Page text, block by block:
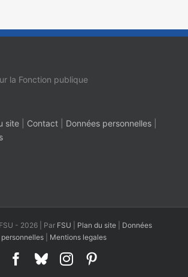
la Fonction publique
site Contact Données personnelles
- 2026 | Par FSU Plan du site
Données
personnelles
Mentions legales
Facebook
BlueskyInstagram